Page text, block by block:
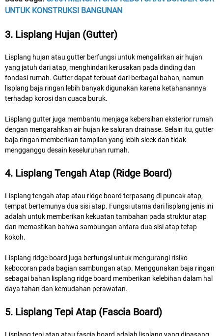
UNTUK KONSTRUKSI BANGUNAN
3. Lisplang Hujan (Gutter)
Lisplang hujan atau gutter berfungsi untuk mengalirkan air hujan
yang jatuh dari atap, menghindari kerusakan pada dinding dan
fondasi rumah. Gutter dapat terbuat dari berbagai bahan, namun
lisplang baja ringan lebih banyak digunakan karena ketahanannya
terhadap korosi dan cuaca buruk.
Lisplang gutter juga membantu menjaga kebersihan eksterior rumah
dengan mengarahkan air hujan ke saluran drainase. Selain itu, gutter
baja ringan memberikan tampilan yang lebih sleek dan tidak
mengganggu desain keseluruhan rumah.
4. Lisplang Tengah Atap (Ridge Board)
Lisplang tengah atap atau ridge board terpasang di puncak atap,
tempat bertemunya dua sisi atap. Fungsi utama dari lisplang jenis ini
adalah untuk memberikan kekuatan tambahan pada struktur atap
dan memastikan bahwa sambungan antara dua sisi atap tetap
kokoh.
Lisplang ridge board juga berfungsi untuk mengurangi risiko
kebocoran pada bagian sambungan atap. Menggunakan baja ringan
sebagai bahan lisplang ridge board memberikan kelebihan dalam hal
daya tahan dan kemudahan perawatan.
5. Lisplang Tepi Atap (Fascia Board)